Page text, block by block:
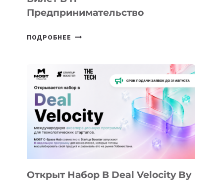
Предпринимательство
ПОДРОБНЕЕ ОТ
АЛМАТЫ:
AI
YOUTH
CAMP
ДАЛ
30
ПОДРОСТКАМ
БИЛЕТ
Открыт Набор В Deal Velocity By